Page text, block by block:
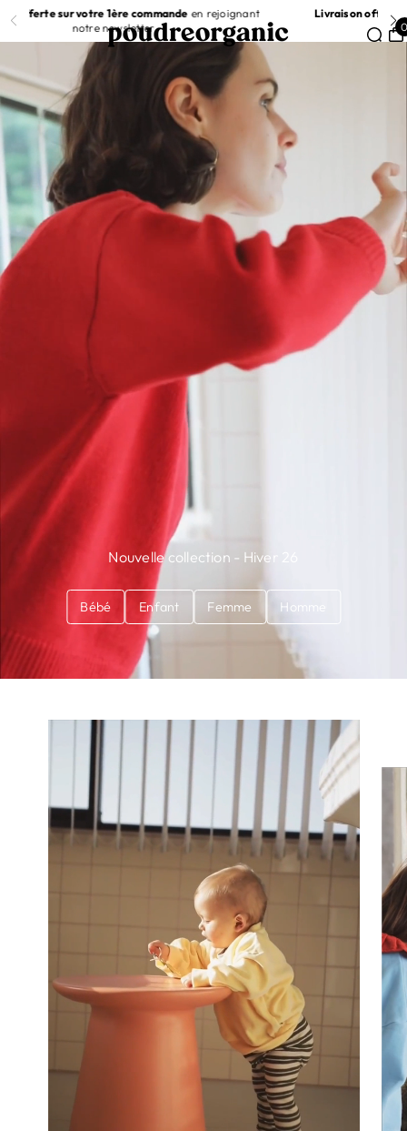
AU CONTENULivraison offerte sur votre 1ère commande
en rejoignant
notre newsletter
Nouvelle collection - Hiver 26
Bébé Enfant Femme Homme